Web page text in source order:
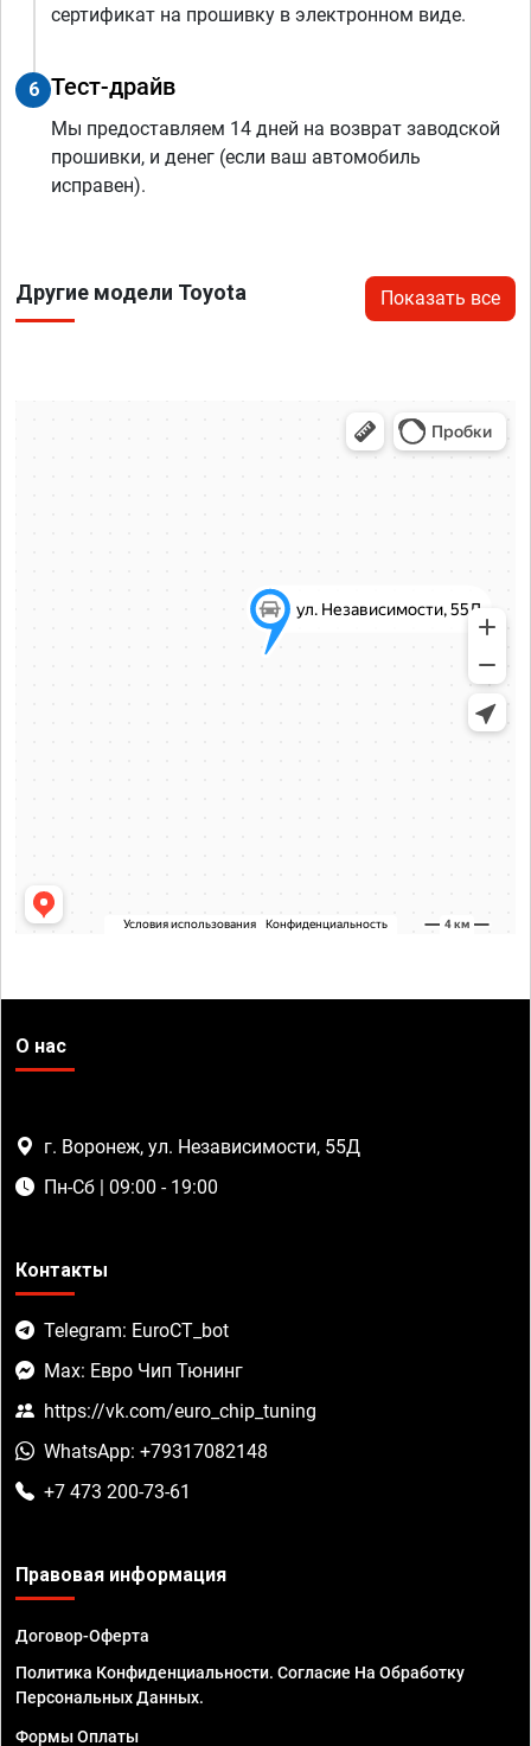
сертификат на прошивку в электронном виде.
6 Тест-драйв
Мы предоставляем 14 дней на возврат заводской
прошивки, и денег (если ваш автомобиль
исправен).
Другие модели Toyota Показать все
О нас
г. Воронеж, ул. Независимости, 55Д
Пн-Сб | 09:00 - 19:00
Контакты
Telegram: EuroCT_bot
Max: Евро Чип Тюнинг
https://vk.com/euro_chip_tuning
WhatsApp: +79317082148
+7 473 200-73-61
Правовая информация
Договор-Оферта
Политика Конфиденциальности. Согласие На Обработку
Персональных Данных.
Формы Оплаты